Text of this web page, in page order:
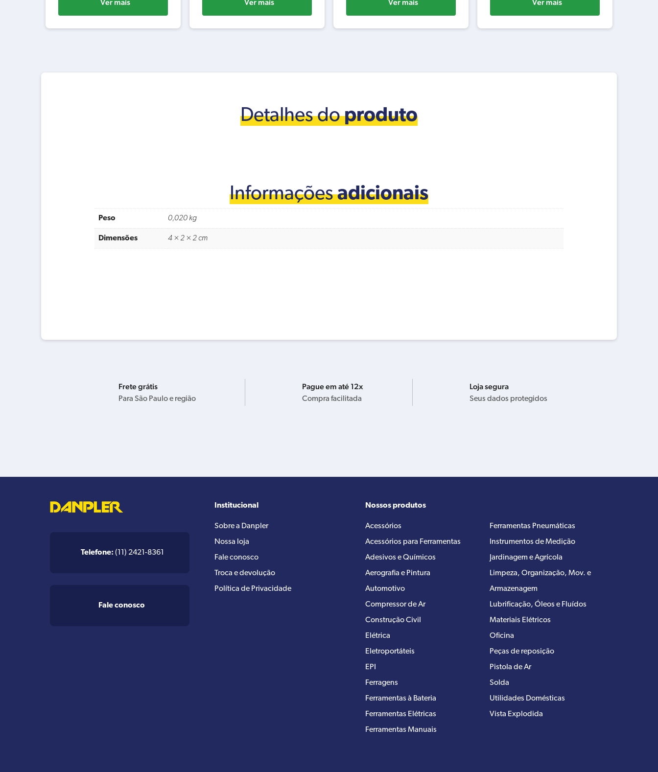
Ver mais Ver mais Ver mais Ver mais
Detalhes doproduto
Informaçõesadicionais
Peso 0,020 kg
Dimensões 4 × 2 × 2 cm
Frete grátis
Para São Paulo e região
Pague em até 12x
Compra facilitada
Loja segura
Seus dados protegidos
Telefone: (11) 2421-8361
Fale conosco
Institucional
Sobre a Danpler
Nossa loja
Fale conosco
Troca e devolução
Política de Privacidade
Nossos produtos
Acessórios
Acessórios para Ferramentas
Adesivos e Químicos
Aerografia e Pintura
Automotivo
Compressor de Ar
Construção Civil
Elétrica
Eletroportáteis
EPI
Ferragens
Ferramentas à Bateria
Ferramentas Elétricas
Ferramentas Manuais
Ferramentas Pneumáticas
Instrumentos de Medição
Jardinagem e Agrícola
Limpeza, Organização, Mov. e
Armazenagem
Lubrificação, Óleos e Fluídos
Materiais Elétricos
Oficina
Peças de reposição
Pistola de Ar
Solda
Utilidades Domésticas
Vista Explodida